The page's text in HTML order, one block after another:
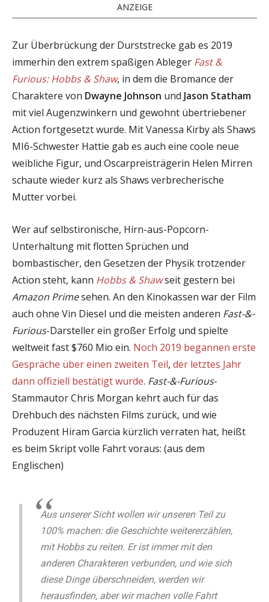
ANZEIGE
Zur Überbrückung der Durststrecke gab es 2019
immerhin den extrem spaßigen Ableger Fast &
Furious: Hobbs & Shaw, in dem die Bromance der
Charaktere von Dwayne Johnson und Jason Statham
mit viel Augenzwinkern und gewohnt übertriebener
Action fortgesetzt wurde. Mit Vanessa Kirby als Shaws
MI6-Schwester Hattie gab es auch eine coole neue
weibliche Figur, und Oscarpreisträgerin Helen Mirren
schaute wieder kurz als Shaws verbrecherische
Mutter vorbei.
Wer auf selbstironische, Hirn-aus-Popcorn-
Unterhaltung mit flotten Sprüchen und
bombastischer, den Gesetzen der Physik trotzender
Action steht, kann Hobbs & Shawseit gestern bei
Amazon Primesehen. An den Kinokassen war der Film
auch ohne Vin Diesel und die meisten anderen Fast-&-
Furious-Darsteller ein großer Erfolg und spielte
weltweit fast $760 Mio ein. Noch 2019 begannen erste
Gespräche über einen zweiten Teil, der letztes Jahr
dann offiziell bestätigt wurde. Fast-&-Furious-
Stammautor Chris Morgan kehrt auch für das
Drehbuch des nächsten Films zurück, und wie
Produzent Hiram Garcia kürzlich verraten hat, heißt
es beim Skript volle Fahrt voraus: (aus dem
Englischen)
Aus unserer Sicht wollen wir unseren Teil zu
100% machen: die Geschichte weitererzählen,
mit Hobbs zu reiten. Er ist immer mit den
anderen Charakteren verbunden, und wie sich
diese Dinge überschneiden, werden wir
herausfinden, aber wir machen volle Fahrt